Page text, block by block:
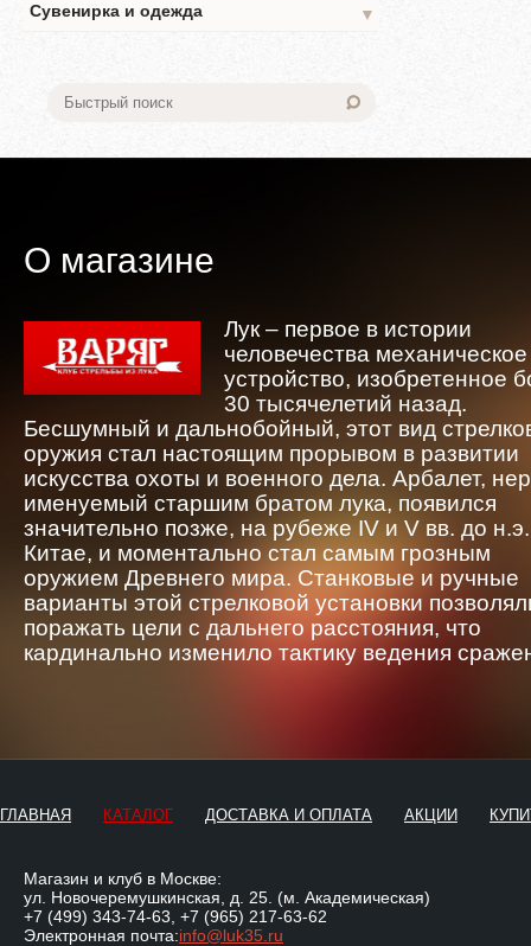
Сувенирка и одежда
▼
О магазине
Лук – первое в истории
человечества механическое
устройство, изобретенное
30 тысячелетий назад.
Бесшумный и дальнобойный, этот вид
оружия стал настоящим прорывом в развитии
искусства охоты и военного дела. Арбалет,
именуемый старшим братом лука, появился
значительно позже, на рубеже IV и V вв. до
Китае, и моментально стал самым грозным
оружием Древнего мира. Станковые и ручные
варианты этой стрелковой установки
поражать цели с дальнего расстояния, что
кардинально изменило тактику ведения
ГЛАВНАЯ КАТАЛОГ ДОСТАВКА И ОПЛАТА АКЦИИ
Магазин и клуб в Москве:
ул. Новочеремушкинская, д. 25. (м. Академическая)
+7 (499) 343-74-63 +7 (965) 217-63-62
Электронная почта:info@luk35.ru